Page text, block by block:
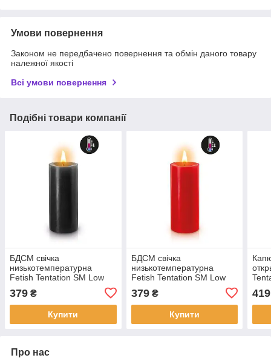
Умови повернення
Законом не передбачено повернення та обмін даного товару
належної якості
Всі умови повернення
Подібні товари компанії
БДСМ свічка
низькотемпературна
Fetish Tentation SM Low
Temperature Candle Black |
Puls69
379 ₴
Купити
БДСМ свічка
низькотемпературна
Fetish Tentation SM Low
Temperature Candle Red |
Puls69
379₴
Купити
419
Про нас